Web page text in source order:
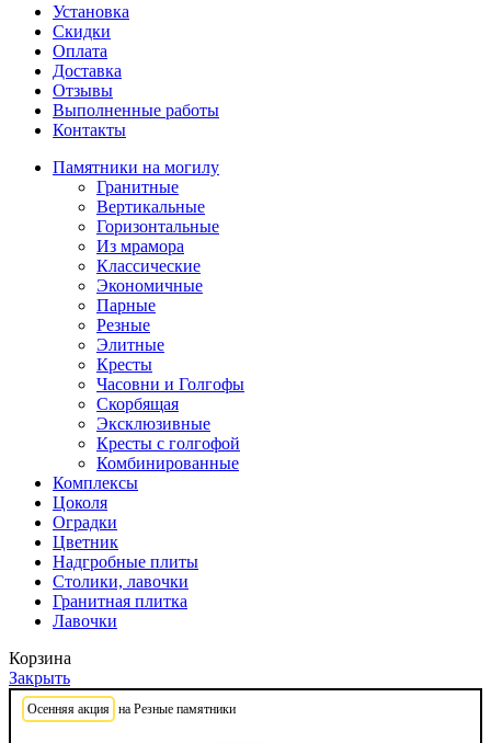
Установка
Скидки
Оплата
Доставка
Отзывы
Выполненные работы
Контакты
Памятники на могилу
Гранитные
Вертикальные
Горизонтальные
Из мрамора
Классические
Экономичные
Парные
Резные
Элитные
Кресты
Часовни и Голгофы
Скорбящая
Эксклюзивные
Кресты с голгофой
Комбинированные
Комплексы
Цоколя
Оградки
Цветник
Надгробные плиты
Столики, лавочки
Гранитная плитка
Лавочки
Корзина
Закрыть
Осенняя акция на Резные памятники